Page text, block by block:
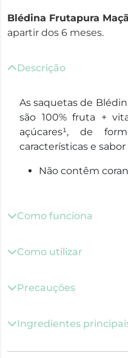
Blédina Frutapura
apartir dos 6 meses.
Descrição
As saquetas de
são 100% fruta +
açúcares¹, de
características e
Não contêm
Como funciona
Como utilizar
Precauções
Ingredientes